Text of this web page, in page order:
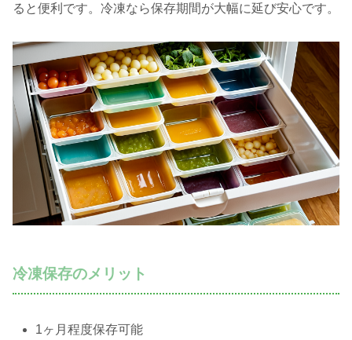
ると便利です。冷凍なら保存期間が大幅に延び安心です。
冷凍保存のメリット
1ヶ月程度保存可能